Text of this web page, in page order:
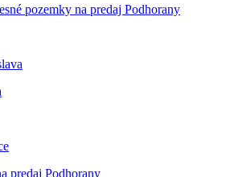
pozemky na predaj Podhorany
predaj Podhorany